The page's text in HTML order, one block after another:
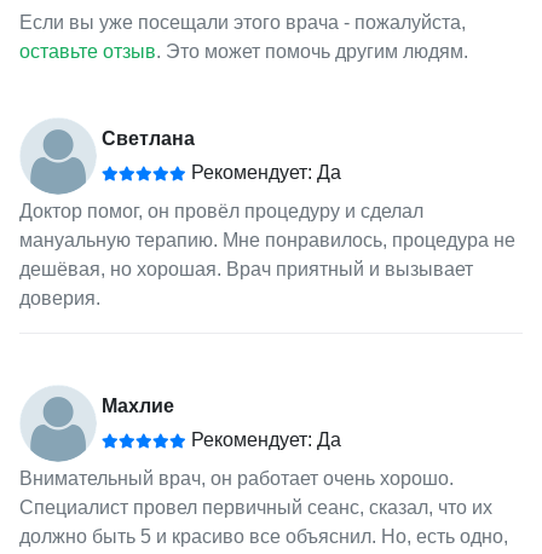
Если вы уже посещали этого врача - пожалуйста,
оставьте отзыв. Это может помочь другим людям.
Светлана
Рекомендует: Да
Доктор помог, он провёл процедуру и сделал
мануальную терапию. Мне понравилось, процедура не
дешёвая, но хорошая. Врач приятный и вызывает
доверия.
Махлие
Рекомендует: Да
Внимательный врач, он работает очень хорошо.
Специалист провел первичный сеанс, сказал, что их
должно быть 5 и красиво все объяснил. Но, есть одно,